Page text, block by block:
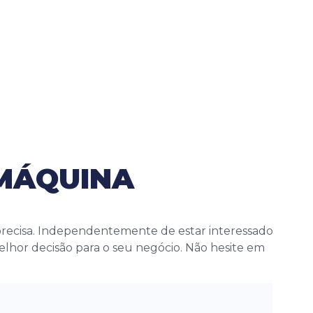
Independentemente de estar interessado
decisão para o seu negócio. Não hesite em